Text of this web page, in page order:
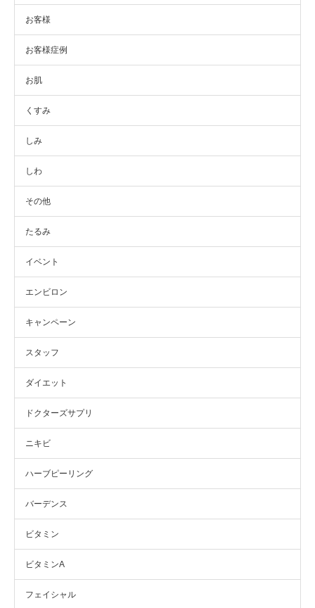
お客様
お客様症例
お肌
くすみ
しみ
しわ
その他
たるみ
イベント
エンビロン
キャンペーン
スタッフ
ダイエット
ドクターズサプリ
ニキビ
ハーブピーリング
バーデンス
ビタミン
ビタミンA
フェイシャル